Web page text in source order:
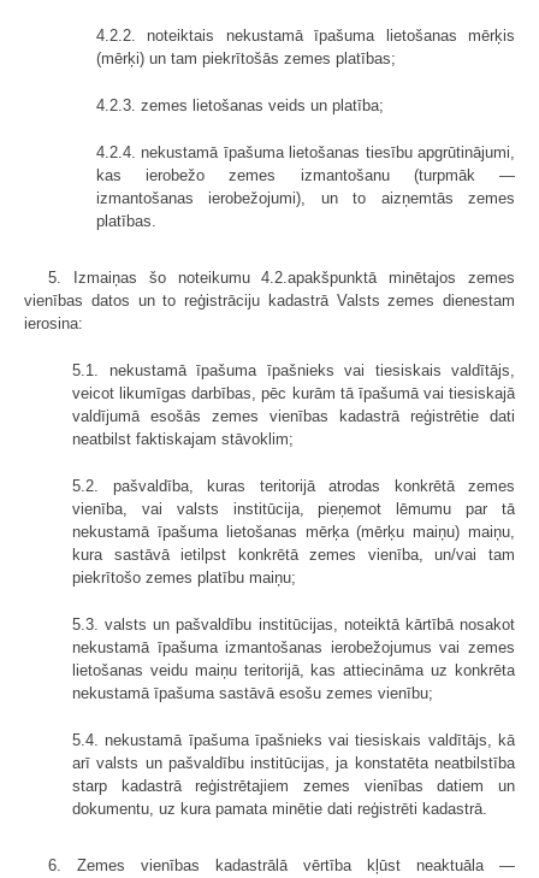
4.2.2. noteiktais nekustamā īpašuma lietošanas mērķis
(mērķi) un tam piekrītošās zemes platības;
4.2.3. zemes lietošanas veids un platība;
4.2.4. nekustamā īpašuma lietošanas tiesību apgrūtinājumi,
kas ierobežo zemes izmantošanu (turpmāk —
izmantošanas ierobežojumi), un to aizņemtās zemes
platības.
5. Izmaiņas šo noteikumu 4.2.apakšpunktā minētajos zemes
vienības datos un to reģistrāciju kadastrā Valsts zemes dienestam
ierosina:
5.1. nekustamā īpašuma īpašnieks vai tiesiskais valdītājs,
veicot likumīgas darbības, pēc kurām tā īpašumā vai tiesiskajā
valdījumā esošās zemes vienības kadastrā reģistrētie dati
neatbilst faktiskajam stāvoklim;
5.2. pašvaldība, kuras teritorijā atrodas konkrētā zemes
vienība, vai valsts institūcija, pieņemot lēmumu par tā
nekustamā īpašuma lietošanas mērķa (mērķu maiņu) maiņu,
kura sastāvā ietilpst konkrētā zemes vienība, un/vai tam
piekrītošo zemes platību maiņu;
5.3. valsts un pašvaldību institūcijas, noteiktā kārtībā nosakot
nekustamā īpašuma izmantošanas ierobežojumus vai zemes
lietošanas veidu maiņu teritorijā, kas attiecināma uz konkrēta
nekustamā īpašuma sastāvā esošu zemes vienību;
5.4. nekustamā īpašuma īpašnieks vai tiesiskais valdītājs, kā
arī valsts un pašvaldību institūcijas, ja konstatēta neatbilstība
starp kadastrā reģistrētajiem zemes vienības datiem un
dokumentu, uz kura pamata minētie dati reģistrēti kadastrā.
6. Zemes vienības kadastrālā vērtība kļūst neaktuāla —